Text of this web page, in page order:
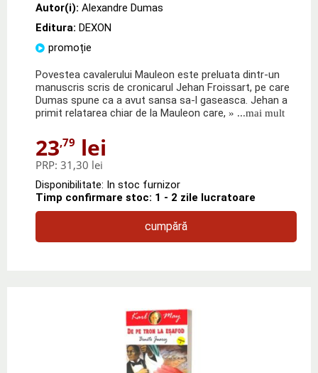
Autor(i): Alexandre Dumas
Editura: DEXON
promoție
Povestea cavalerului Mauleon este preluata dintr-un
manuscris scris de cronicarul Jehan Froissart, pe care
Dumas spune ca a avut sansa sa-l gaseasca. Jehan a
primit relatarea chiar de la Mauleon care, » ...mai mult
23,79 lei
PRP: 31,30 lei
Disponibilitate: In stoc furnizor
Timp confirmare stoc: 1 - 2 zile lucratoare
cumpără